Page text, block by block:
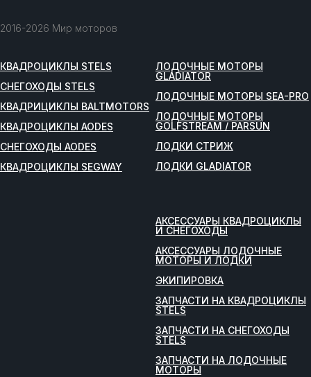
2016-2026 Мир моторов
КВАДРОЦИКЛЫ STELS
СНЕГОХОДЫ STELS
КВАДРИЦИКЛЫ BALTMOTORS
КВАДРОЦИКЛЫ AODES
СНЕГОХОДЫ AODES
КВАДРОЦИКЛЫ SEGWAY
ЛОДОЧНЫЕ МОТОРЫ
GLADIATOR
ЛОДОЧНЫЕ МОТОРЫ SEA-PRO
ЛОДОЧНЫЕ МОТОРЫ
GOLFSTREAM / PARSUN
ЛОДКИ СТРИЖ
ЛОДКИ GLADIATOR
АКСЕССУАРЫ КВАДРОЦИКЛЫ
И СНЕГОХОДЫ
АКСЕССУАРЫ ЛОДОЧНЫЕ
МОТОРЫ И ЛОДКИ
ЭКИПИРОВКА
ЗАПЧАСТИ НА КВАДРОЦИКЛЫ
STELS
ЗАПЧАСТИ НА СНЕГОХОДЫ
STELS
ЗАПЧАСТИ НА ЛОДОЧНЫЕ
МОТОРЫ